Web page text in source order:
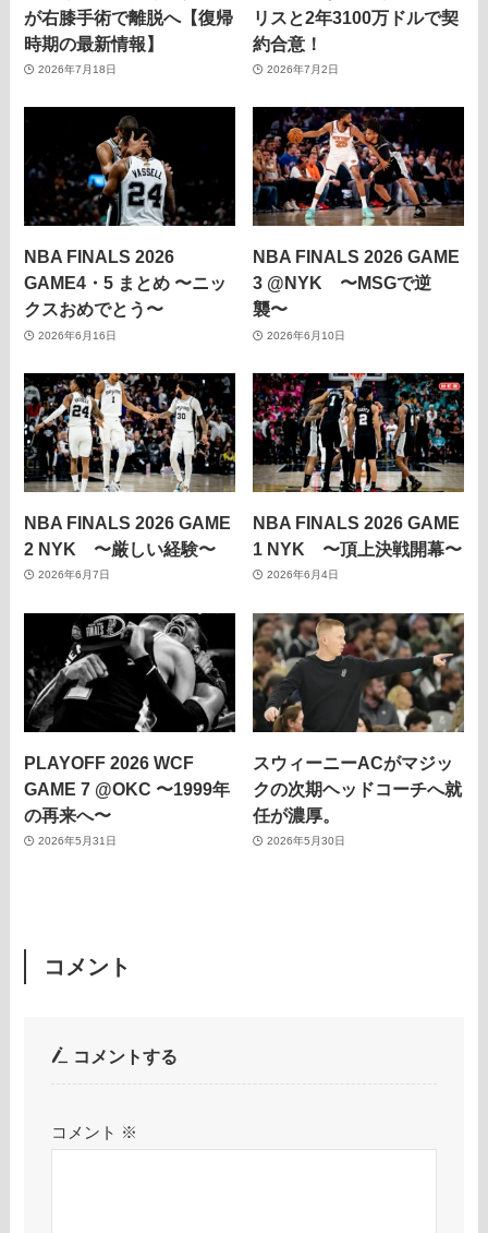
が右膝手術で離脱へ【復帰
時期の最新情報】
2026年7月18日
リスと2年3100万ドルで契
約合意！
2026年7月2日
NBA FINALS 2026
GAME4・5 まとめ 〜ニッ
クスおめでとう〜
2026年6月16日
NBA FINALS 2026 GAME
3 @NYK 〜MSGで逆
襲〜
2026年6月10日
NBA FINALS 2026 GAME
2 NYK 〜厳しい経験〜
2026年6月7日
NBA FINALS 2026 GAME
1 NYK 〜頂上決戦開幕〜
2026年6月4日
PLAYOFF 2026 WCF
GAME 7 @OKC 〜1999年
の再来へ〜
2026年5月31日
スウィーニーACがマジッ
クの次期ヘッドコーチへ就
任が濃厚。
2026年5月30日
コメント
コメントする
コメント ※